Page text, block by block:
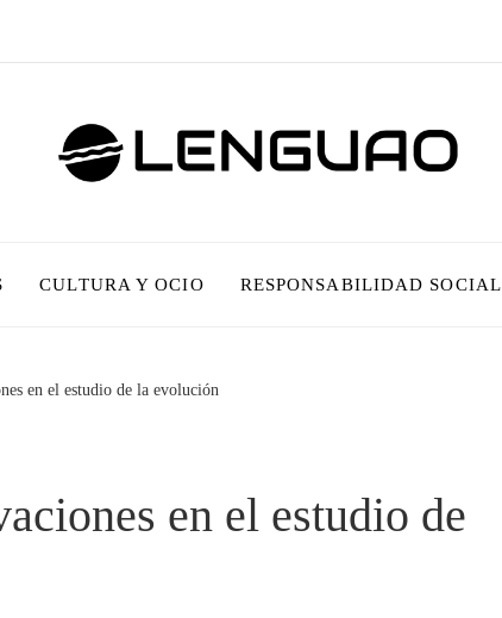
CULTURA Y OCIO RESPONSABILIDAD SOCIAL
en el estudio de la evolución
en el estudio de